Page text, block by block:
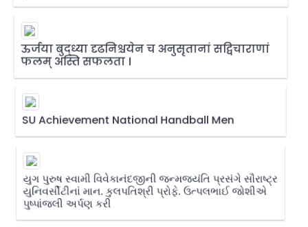
ऊर्जया बुद्ध्या दृढनिश्चयेन च अनुसृतानां सद्विचाराणां
फलम् अस्ति सफलता ।
SU Achievement National Handball Men
યુગ પુરુષ સ્વામી વિવેકાનંદજીની જન્મજયંતિ પ્રસંગે સૌરાષ્ટ્ર
યુનિવર્સીટીનાં માન. કુલપતિશ્રી પ્રોફે. ઉત્પલભાઈ જોશીએ
પુષ્પાંજલી અર્પણ કરી